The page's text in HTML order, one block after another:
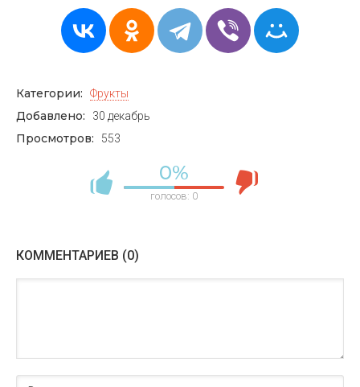
Категории: Фрукты
Добавлено: 30 декабрь
Просмотров: 553
0%
голосов: 0
КОММЕНТАРИЕВ (0)